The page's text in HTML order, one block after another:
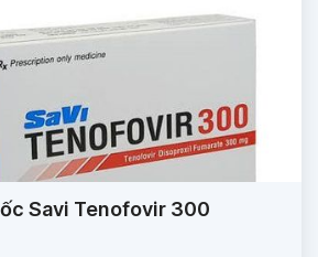
Savi Tenofovir 300